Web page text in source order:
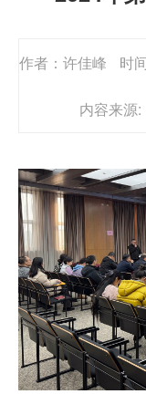
作者：许佳峰 时
内容来源: